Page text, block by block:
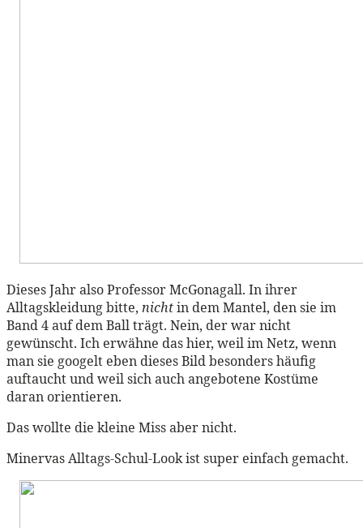
Dieses Jahr also Professor McGonagall. In ihrer
Alltagskleidung bitte, nichtin dem Mantel, den sie im
Band 4 auf dem Ball trägt. Nein, der war nicht
gewünscht. Ich erwähne das hier, weil im Netz, wenn
man sie googelt eben dieses Bild besonders häufig
auftaucht und weil sich auch angebotene Kostüme
daran orientieren.
Das wollte die kleine Miss aber nicht.
Minervas Alltags-Schul-Look ist super einfach gemacht.